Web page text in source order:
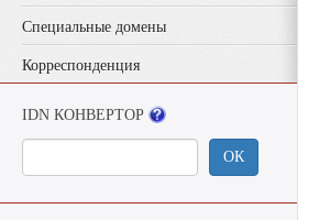
Специальные домены
Корреспонденция
IDN КОНВЕРТОР
ОК